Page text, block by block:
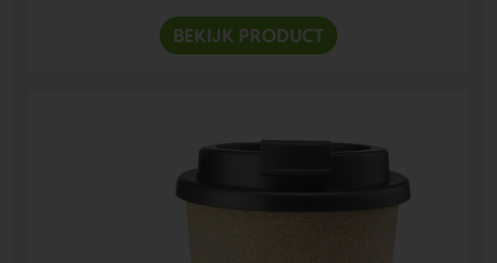
BEKIJK PRODUCT